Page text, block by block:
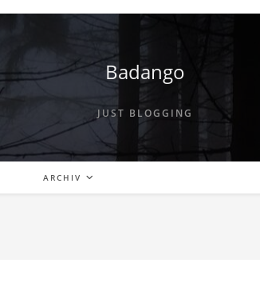
Badango
JUST BLOGGING
ARCHIV